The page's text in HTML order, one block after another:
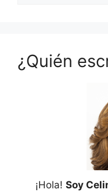
¿Quién
¡Hola! Soy